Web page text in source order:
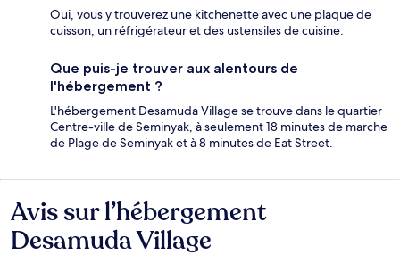
Oui, vous y trouverez une kitchenette avec une plaque de
cuisson, un réfrigérateur et des ustensiles de cuisine.
Que puis-je trouver aux alentours de
l'hébergement ?
L'hébergement Desamuda Village se trouve dans le quartier
Centre-ville de Seminyak, à seulement 18 minutes de marche
de Plage de Seminyak et à 8 minutes de Eat Street.
Avis
Avis sur l’hébergement
Desamuda Village